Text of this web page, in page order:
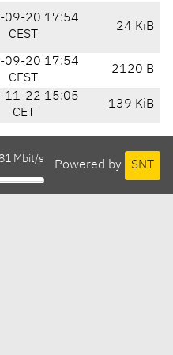
09-20 17:54
CEST
24 KiB
09-20 17:54
CEST
2120 B
11-22 15:05
CET
139 KiB
Powered by SNT
Mbit/s